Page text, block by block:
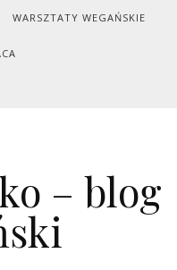
WARSZTATY WEGAŃSKIE
– blog